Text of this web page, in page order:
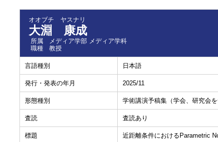
オオブチ ヤスナリ
大淵 康成
所属
メディア学部 メディア学科
職種
教授
言語種別 日本語
発行・発表の年月 2025/11
形態種別 学術講演予稿集（学会、研究会
査読 査読あり
標題 近距離条件におけるParametric